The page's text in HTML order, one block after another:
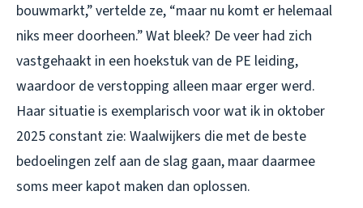
bouwmarkt,” vertelde ze, “maar nu komt er helemaal
niks meer doorheen.” Wat bleek? De veer had zich
vastgehaakt in een hoekstuk van de PE leiding,
waardoor de verstopping alleen maar erger werd.
Haar situatie is exemplarisch voor wat ik in oktober
2025 constant zie: Waalwijkers die met de beste
bedoelingen zelf aan de slag gaan, maar daarmee
soms meer kapot maken dan oplossen.